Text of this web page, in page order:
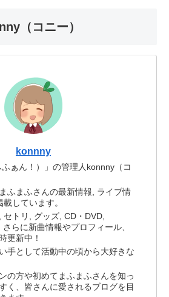
（コニー）
konnny
ふぁん！）」の管理人konnny（コ
ふまふさんの最新情報, ライブ情
しています。
トリ, グッズ, CD・DVD,
らに新曲情報やプロフィール、
更新中！
手として活動中の頃から大好きな
の方や初めてまふまふさんを知っ
く、皆さんに愛されるブログを目